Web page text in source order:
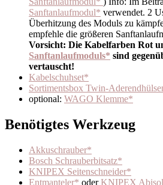
Sanftanlaufmodul* verwendet. 2
Überhitzung des Moduls zu
empfehle die größeren
Vorsicht: Die Kabelfarben Rot
Sanftanlaufmoduls* sind
vertauscht!
Kabelschuhset*
Sortimentsbox Twin-
optional: WAGO Klemme*
Benötigtes Werkzeug
Akkuschrauber*
Bosch Schrauberbitsatz*
KNIPEX Seitenschneider*
Entmanteler* oderKNIPEX